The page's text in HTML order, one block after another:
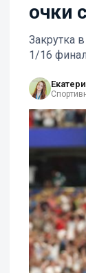
очки
Закрутка
1/16